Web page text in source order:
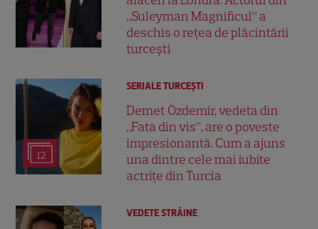
„Suleyman Magnificul” a
deschis o rețea de plăcintării
turcești
12
SERIALE TURCEŞTI
Demet Özdemir, vedeta din
„Fata din vis”, are o poveste
impresionantă. Cum a ajuns
una dintre cele mai iubite
actrițe din Turcia
VEDETE STRĂINE